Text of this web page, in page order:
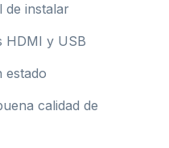
de instalar
HDMI y USB
estado
calidad de